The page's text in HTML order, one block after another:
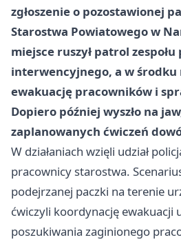
zgłoszenie o pozostawionej
Starostwa Powiatowego w
miejsce ruszył patrol
interwencyjnego, a w środku
ewakuację pracowników i
Dopiero później wyszło na
zaplanowanych ćwiczeń
W działaniach wzięli udział
pracownicy starostwa.
podejrzanej paczki na terenie
ćwiczyli koordynację ewakuacji
poszukiwania zaginionego